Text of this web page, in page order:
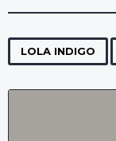
t
P
i
LOLA INDIGO